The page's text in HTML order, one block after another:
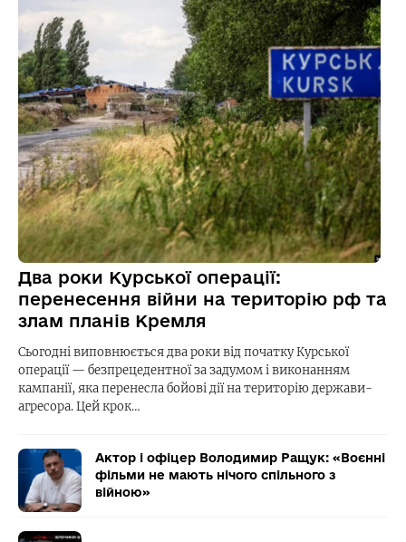
Два роки Курської операції:
перенесення війни на територію рф та
злам планів Кремля
Сьогодні виповнюється два роки від початку Курської
операції — безпрецедентної за задумом і виконанням
кампанії, яка перенесла бойові дії на територію держави-
агресора. Цей крок…
Актор і офіцер Володимир Ращук: «Воєнні
фільми не мають нічого спільного з
війною»